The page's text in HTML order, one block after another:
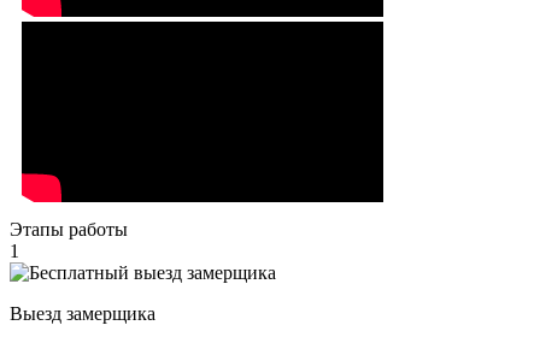
Этапы работы
1
Выезд замерщика